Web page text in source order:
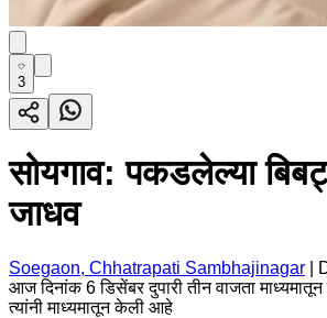
3
सोयगाव: पकडलेल्या
जाधव
Soegaon, Chhatrapati Sambhajinagar
आज दिनांक 6 डिसेंबर दुपारी तीन वाजता माध्यमातून
त्यांनी माध्यमातून केली आहे